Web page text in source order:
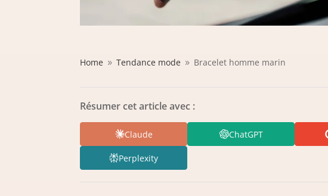
Home 9 Tendance mode 9 Bracelet homme marin
Résumer cet article avec :
Claude ChatGPT
Perplexity